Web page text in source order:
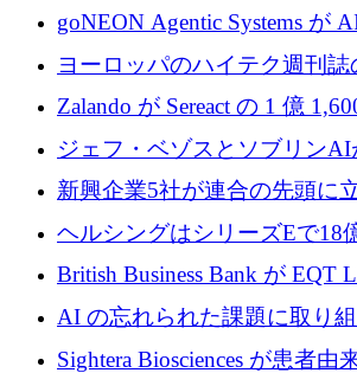
フラの構築に 500 万ユーロ
goNEON Agentic Systems が
ンフラ計画を加速するために
ヨーロッパのハイテク週刊誌
ーロを超える 60 以上のハイ
Zalando が Sereact の 1 億
ーズ B に参加し、AI を活用
ジェフ・ベゾスとソブリンAI
5,000万ドルの資金調達で支援
新興企業5社が連合の先頭に
センサーをEUのクリーンエ
ヘルシングはシリーズEで18
ウーバーはデリバリー・ヒー
銀行を立ち上げる
British Business Bank が EQT
2,500 万ユーロのコミットメ
AI の忘れられた課題に取り
プを実現: カメラロール
Sightera Biosciences が患者由